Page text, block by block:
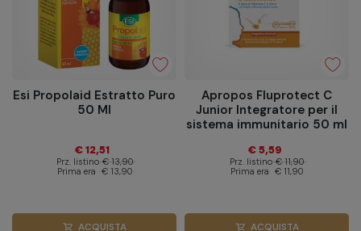
Esi Propolaid Estratto Puro
50 Ml
€ 12,51
Prz. listino € 13,90
Prima era € 13,90
shopping_cart ACQUISTA
Apropos Fluprotect C
Junior Integratore per il
sistema immunitario 50 ml
€ 5,59
Prz. listino € 11,90
Prima era € 11,90
shopping_cart ACQUISTA